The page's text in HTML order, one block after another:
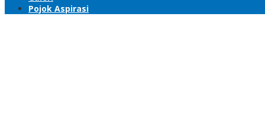
Pojok Aspirasi